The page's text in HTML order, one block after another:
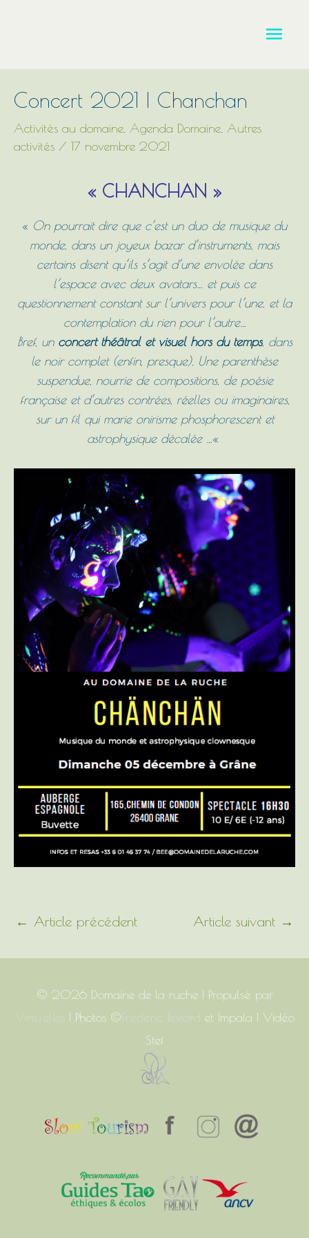
Concert 2021 | Chanchan
Activités au domaine, Agenda Domaine, Autres
activités / 17 novembre 2021
« CHANCHAN »
« On pourrait dire que c’est un duo de musique du
monde, dans un joyeux bazar d’instruments, mais
certains disent qu’ils s’agit d’une envolée dans
l’espace avec deux avatars… et puis ce
questionnement constant sur l’univers pour l’une, et la
contemplation du rien pour l’autre…
Bref, un concert théâtral et visuel hors du temps, dans
le noir complet (enfin, presque). Une parenthèse
suspendue, nourrie de compositions, de poésie
française et d’autres contrées, réelles ou imaginaires,
sur un fil qui marie onirisme phosphorescent et
astrophysique décalée …«
← Article précédent Article suivant →
© 2026 Domaine de la ruche| Propulsé par
Virtu'elles| Photos ©Frédéric Testard et Impala | Vidéo
Stef